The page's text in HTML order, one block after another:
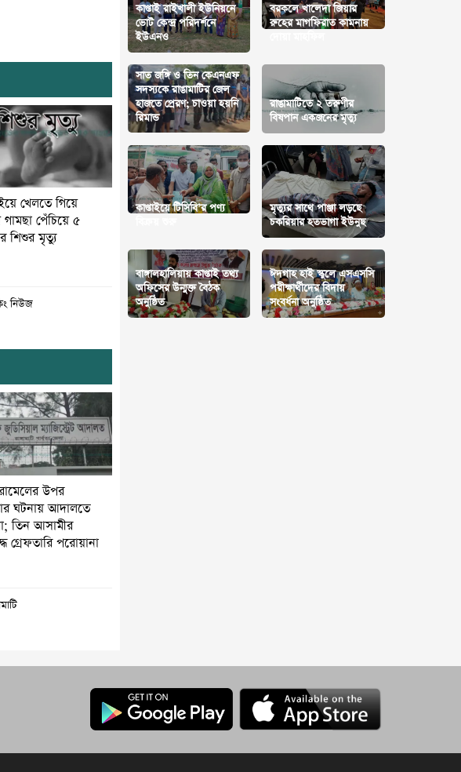
খেলতে গিয়ে
পেঁচিয়ে ৫
শিশুর মৃত্যু
নিউজ
উপর
ঘটনায় আদালতে
তিন আসামীর
গ্রেফতারি পরোয়ানা
কাপ্তাই রাইখালী ইউনিয়নে
ভোট কেন্দ্র পরিদর্শনে
ইউএনও
বরকলে খালেদা জিয়ার
রুহের মাগফিরাত কামনায়
সাত জঙ্গি ও তিন কেএনএফ
সদস্যকে রাঙামাটির জেল
হাজতে প্রেরণ; চাওয়া হয়নি
রিমান্ড
রাঙামাটিতে ২ তরুণীর
বিষপান একজনের মৃত্যু
কাপ্তাইয়ে টিসিবি’র পণ্য
মৃত্যুর সাথে পাঞ্জা লড়ছে
চকরিয়ার হতভাগা ইউনুছ
বাঙ্গালহালিয়ায় কাপ্তাই তথ্য
অফিসের উন্মুক্ত বৈঠক
অনুষ্ঠিত
ঈদগাহ হাই স্কুলে এসএসসি
পরীক্ষার্থীদের বিদায়
সংবর্ধনা অনুষ্ঠিত